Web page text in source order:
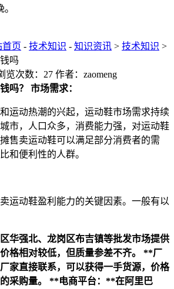
首页 - 技术知识 - 知识资讯 > 技术知识 >
吗
览次数：27 作者：zaomeng
吗？
市场需求：
运动热潮的兴起，运动鞋市场需求持续
市，人口众多，消费能力强，对运动鞋
售卖运动鞋可以满足部分消费者的需
和便利性的人群。
运动鞋盈利能力的关键因素。一般有以
华强北、龙岗区布吉镇等批发市场提供
格相对较低，但质量参差不齐。
**厂
家直接联系，可以获得一手货源，价格
采购量。
**电商平台：**在阿里巴